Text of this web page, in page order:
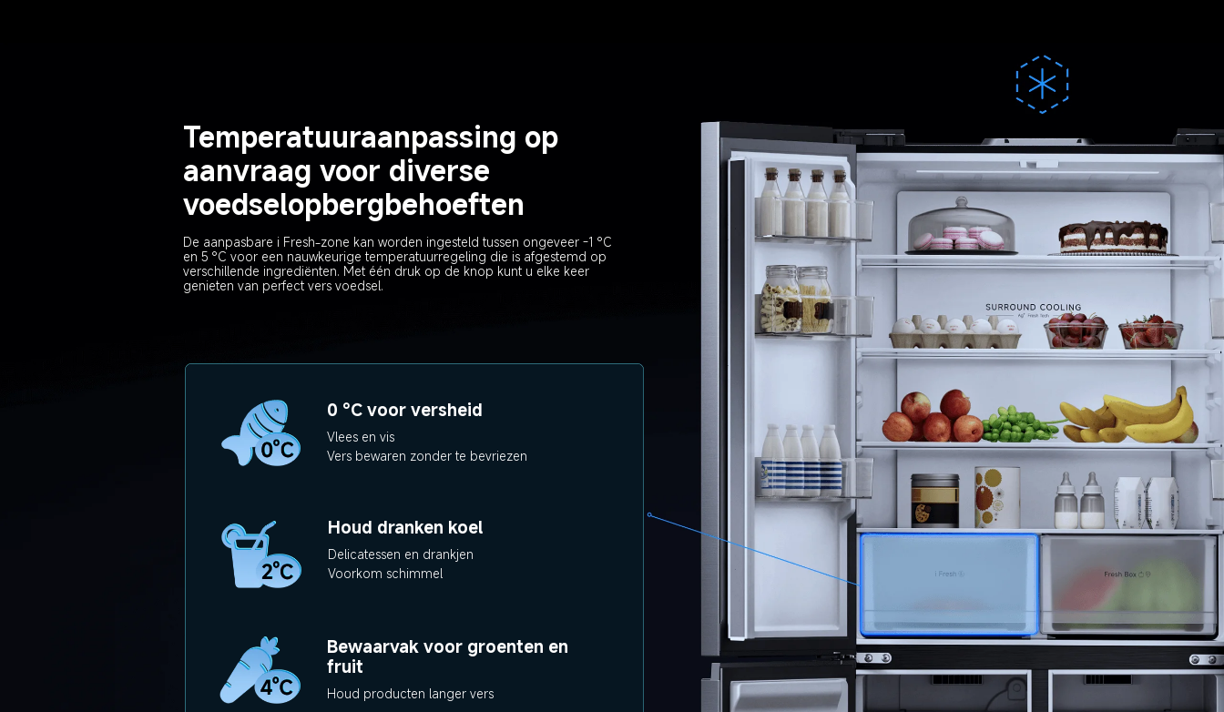
Temperatuuraanpassing op
aanvraag voor diverse
voedselopbergbehoeften
De aanpasbare i Fresh-zone kan worden ingesteld tussen ongeveer -1 °C
en 5 °C voor een nauwkeurige temperatuurregeling die is afgestemd op
verschillende ingrediënten. Met één druk op de knop kunt u elke keer
genieten van perfect vers voedsel.
0 °C voor versheid
Vlees en vis
Vers bewaren zonder te bevriezen
Houd dranken koel
Delicatessen en drankjen
Voorkom schimmel
Bewaarvak voor groenten en
fruit
Houd producten langer vers